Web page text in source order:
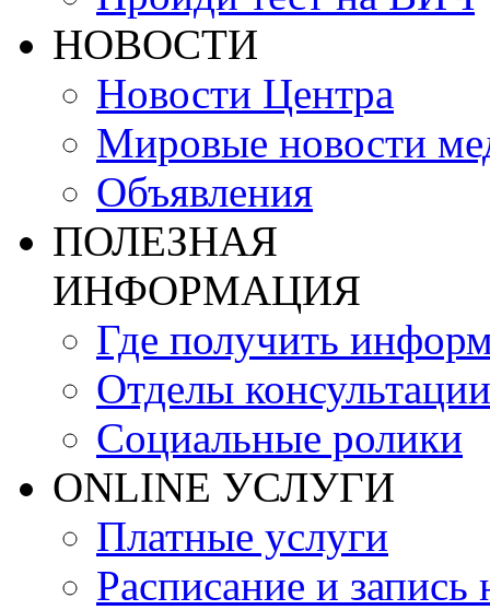
НОВОСТИ
Новости Центра
Мировые новости
Объявления
ПОЛЕЗНАЯ
ИНФОРМАЦИЯ
Где получить
Отделы консультации
Социальные ролики
ONLINE УСЛУГИ
Платные услуги
Расписание и запись